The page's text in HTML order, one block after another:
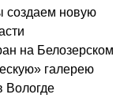
создаем новую
на Белозерском
галерею
Вологде